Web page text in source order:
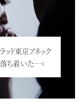
ド東京アネック
落ち着いた…<